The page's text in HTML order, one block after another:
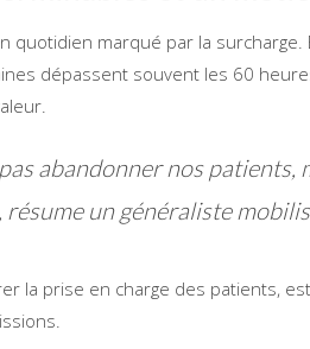
quotidien marqué par la
dépassent souvent les 60
abandonner nos
un généraliste
la prise en charge des patients,